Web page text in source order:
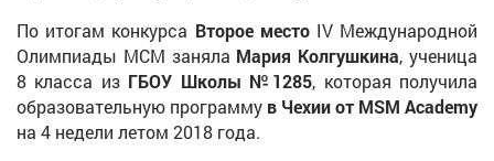
По итогам конкурса Второе местоIV Международной
Олимпиады МСМ заняла Мария Колгушкина, ученица
8 класса из ГБОУ Школы №1285, которая получила
образовательную программу в Чехии от MSM Academy
на 4 недели летом 2018 года.